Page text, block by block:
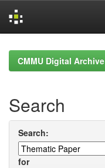
navigationCMMU Digital Archive
Search
Search:
for